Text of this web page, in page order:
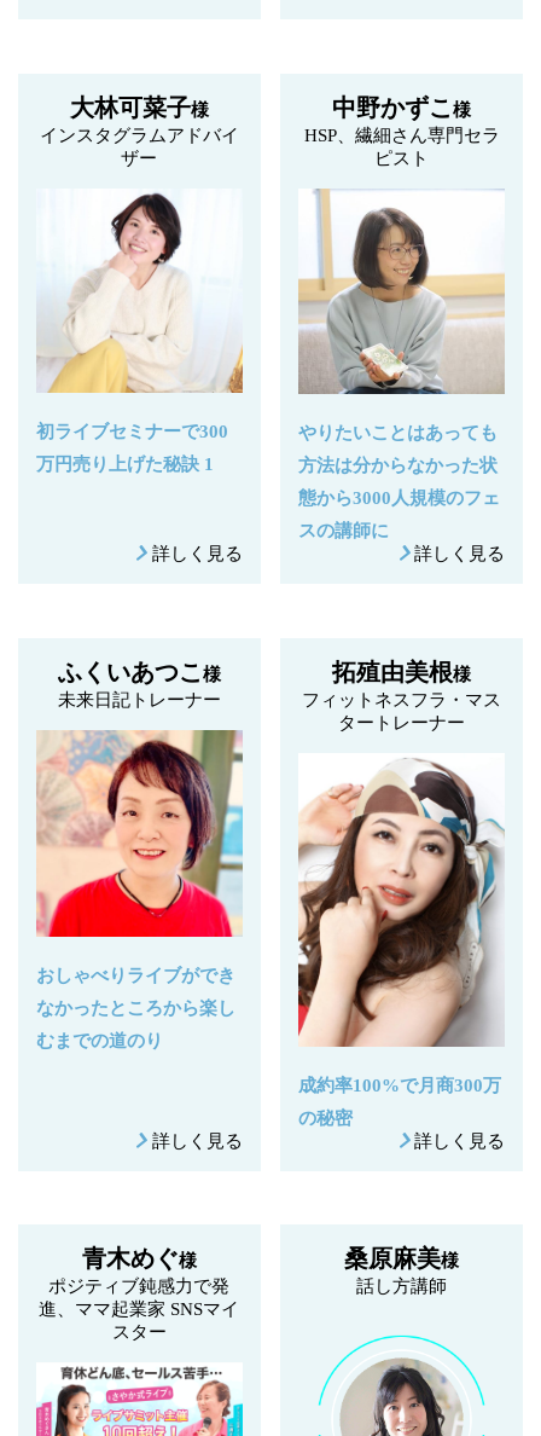
大林可菜子様
インスタグラムアドバイ
ザー
初ライブセミナーで300
万円売り上げた秘訣 1
詳しく見る
中野かずこ様
HSP、繊細さん専門セラ
ピスト
やりたいことはあっても
方法は分からなかった状
態から3000人規模のフェ
スの講師に
詳しく見る
ふくいあつこ様
未来日記トレーナー
おしゃべりライブができ
なかったところから楽し
むまでの道のり
詳しく見る
拓殖由美根様
フィットネスフラ・マス
タートレーナー
成約率100%で月商300万
の秘密
詳しく見る
青木めぐ様
ポジティブ鈍感力で発
進、ママ起業家 SNSマイ
スター
桑原麻美様
話し方講師